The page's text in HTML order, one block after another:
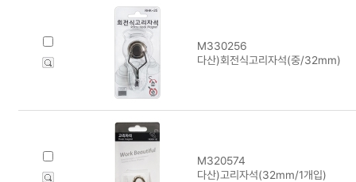
M330256
다산)회전식고리자석(중/32mm)
M320574
다산)고리자석(32mm/1개입)